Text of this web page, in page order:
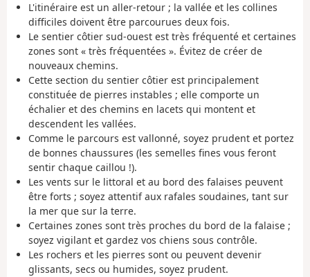
L'itinéraire est un aller-retour ; la vallée et les collines
difficiles doivent être parcourues deux fois.
Le sentier côtier sud-ouest est très fréquenté et certaines
zones sont « très fréquentées ». Évitez de créer de
nouveaux chemins.
Cette section du sentier côtier est principalement
constituée de pierres instables ; elle comporte un
échalier et des chemins en lacets qui montent et
descendent les vallées.
Comme le parcours est vallonné, soyez prudent et portez
de bonnes chaussures (les semelles fines vous feront
sentir chaque caillou !).
Les vents sur le littoral et au bord des falaises peuvent
être forts ; soyez attentif aux rafales soudaines, tant sur
la mer que sur la terre.
Certaines zones sont très proches du bord de la falaise ;
soyez vigilant et gardez vos chiens sous contrôle.
Les rochers et les pierres sont ou peuvent devenir
glissants, secs ou humides, soyez prudent.